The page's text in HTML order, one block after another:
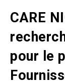
CARE
pour le